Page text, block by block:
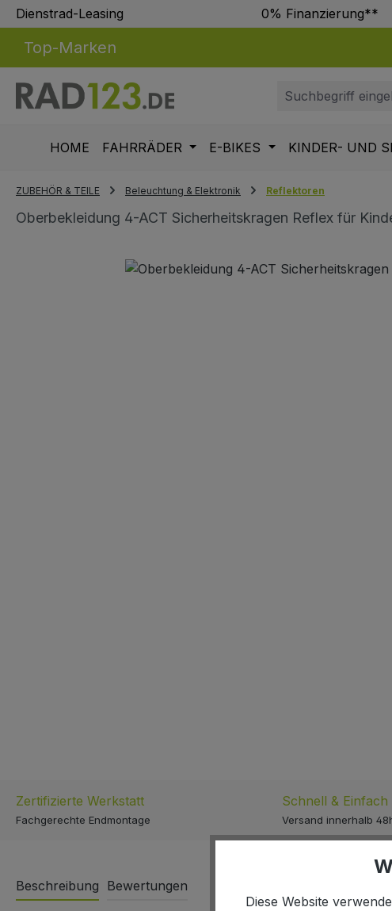
Hauptinhalt springen
Zur Suche springen
Zur Hauptnavigation springen
Dienstrad-Leasing 0% Finanzierung**
Top-Marken
HOME FAHRRÄDER E-BIKES KINDER- UND
ZUBEHÖR & TEILE Beleuchtung & Elektronik Reflektoren
Oberbekleidung 4-ACT Sicherheitskragen Reflex für
Bildergalerie überspringen
Zertifizierte Werkstatt
Fachgerechte Endmontage
Schnell & Einfach
Versand innerhalb
Beschreibung Bewertungen
Diese Website